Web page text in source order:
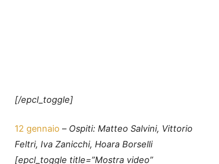
[/epcl_toggle]
12 gennaio – Ospiti: Matteo Salvini, Vittorio
Feltri, Iva Zanicchi, Hoara Borselli
[epcl_toggle title=”Mostra video”